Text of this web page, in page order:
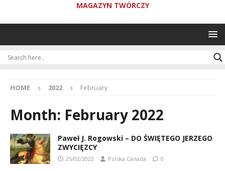
MAGAZYN TWÓRCZY
HOME 2022 February
Month: February 2022
Paweł J. Rogowski – DO ŚWIĘTEGO JERZEGO
ZWYCIĘZCY
25/02/2022 Polska Canada 0